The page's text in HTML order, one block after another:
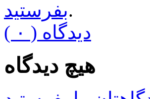
بفرستید.
( ۰ ) دیدگاه
هیچ دیدگاه